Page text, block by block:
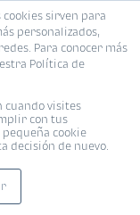
cookies sirven para
personalizados,
Para conocer más
Política de
cuando visites
con tus
cookie
decisión de nuevo.